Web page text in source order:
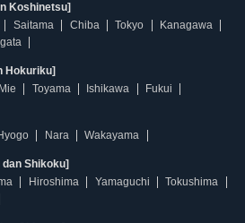
Koshinetsu]
Saitama Chiba Tokyo
Kanagawa
Hokuriku]
Mie Toyama Ishikawa Fukui
Nara Wakayama
Shikoku]
Hiroshima Yamaguchi
Tokushima